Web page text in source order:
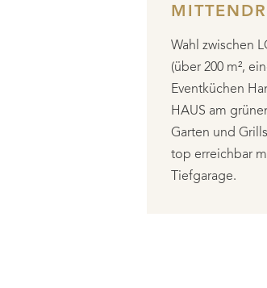
Wahl zwischen
(über 200 m²,
Eventküchen
HAUS am
Garten und
top erreichbar
Tiefgarage.